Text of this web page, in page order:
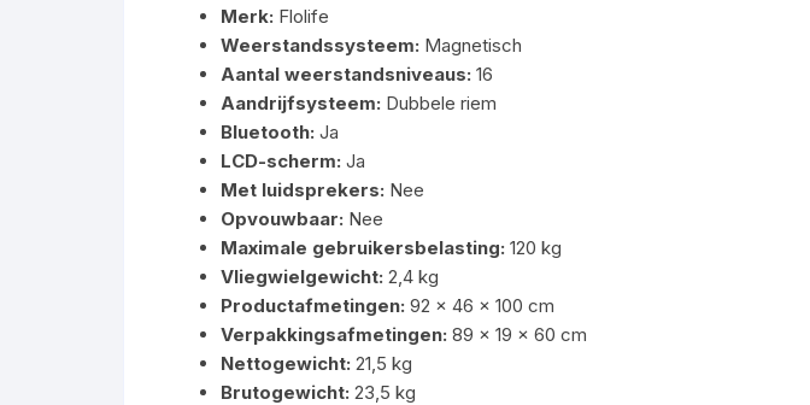
Merk: Flolife
Weerstandssysteem: Magnetisch
Aantal weerstandsniveaus: 16
Aandrijfsysteem: Dubbele riem
Bluetooth: Ja
LCD-scherm: Ja
Met luidsprekers: Nee
Opvouwbaar: Nee
Maximale gebruikersbelasting: 120 kg
Vliegwielgewicht: 2,4 kg
Productafmetingen: 92 x 46 x 100 cm
Verpakkingsafmetingen: 89 x 19 x 60 cm
Nettogewicht: 21,5 kg
Brutogewicht: 23,5 kg